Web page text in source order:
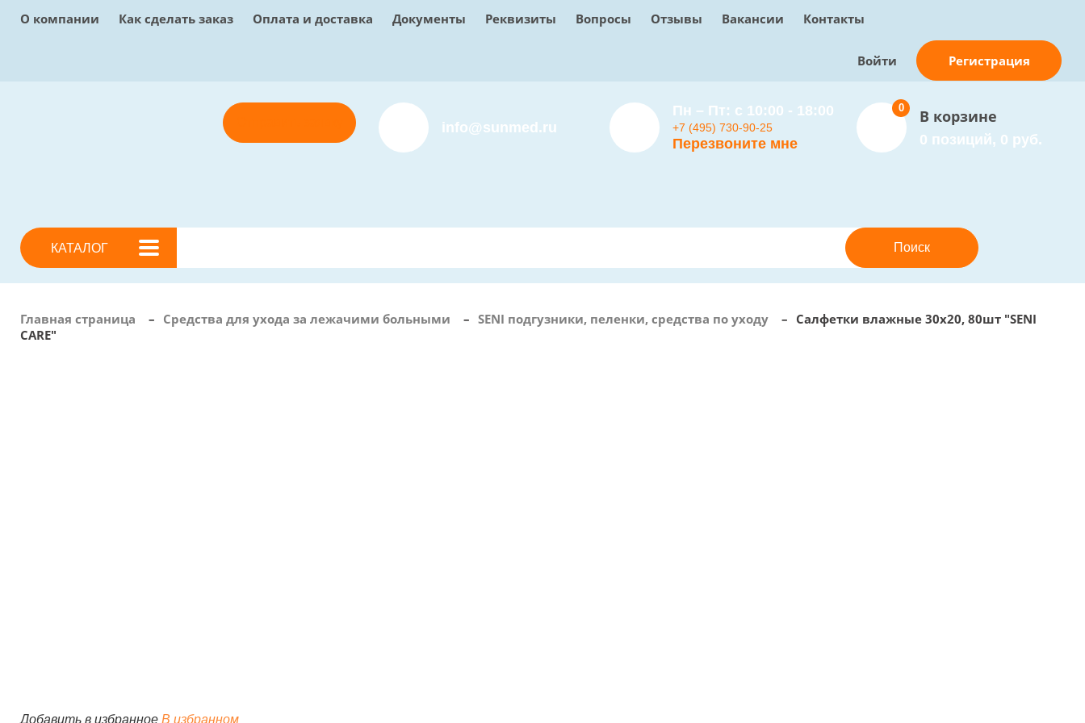
О компании Как сделать заказ Оплата и доставка Документы Реквизиты Вопросы Отзывы Вакансии Контакты
Войти Регистрация
info@sunmed.ru
Пн – Пт: с 10:00 - 18:00
+7 (495) 730-90-25
Перезвоните мне
В корзине
0 позиций, 0 руб.
0
КАТАЛОГ
Главная страница – Средства для ухода за лежачими больными – SENI подгузники, пеленки, средства по уходу – Салфетки влажные 30х20, 80шт "SENI
CARE"
Добавить в избранное В избранном